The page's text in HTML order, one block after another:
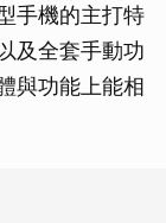
手機的主打特
及全套手動功
與功能上能相